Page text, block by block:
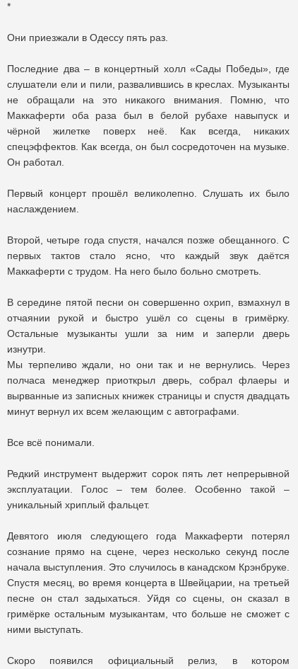
*
Они приезжали в Одессу пять раз.
Последние два – в концертный холл «Сады Победы», где
слушатели ели и пили, развалившись в креслах. Музыканты
не обращали на это никакого внимания. Помню, что
Маккаферти оба раза был в белой рубахе навыпуск и
чёрной жилетке поверх неё. Как всегда, никаких
спецэффектов. Как всегда, он был сосредоточен на музыке.
Он работал.
Первый концерт прошёл великолепно. Слушать их было
наслаждением.
Второй, четыре года спустя, начался позже обещанного. С
первых тактов стало ясно, что каждый звук даётся
Маккаферти с трудом. На него было больно смотреть.
В середине пятой песни он совершенно охрип, взмахнул в
отчаянии рукой и быстро ушёл со сцены в гримёрку.
Остальные музыканты ушли за ним и заперли дверь
изнутри.
Мы терпеливо ждали, но они так и не вернулись. Через
полчаса менеджер приоткрыл дверь, собрал флаеры и
вырванные из записных книжек страницы и спустя двадцать
минут вернул их всем желающим с автографами.
Все всё понимали.
Редкий инструмент выдержит сорок пять лет непрерывной
эксплуатации. Голос – тем более. Особенно такой –
уникальный хриплый фальцет.
Девятого июля следующего года Маккаферти потерял
сознание прямо на сцене, через несколько секунд после
начала выступления. Это случилось в канадском Крэнбруке.
Спустя месяц, во время концерта в Швейцарии, на третьей
песне он стал задыхаться. Уйдя со сцены, он сказал в
гримёрке остальным музыкантам, что больше не сможет с
ними выступать.
Скоро появился официальный релиз, в котором